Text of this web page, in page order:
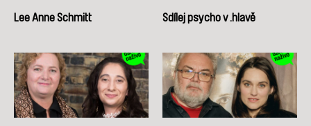
Lee Anne Schmitt Sdílej psycho v .hlavě